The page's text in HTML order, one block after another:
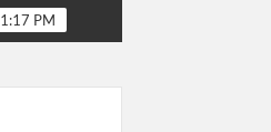
sebagai Fondasi Kemajuan
PM